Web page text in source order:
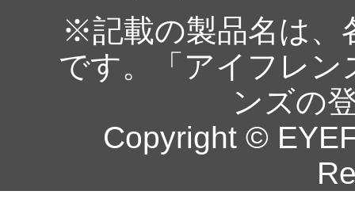
※記載の製品名は、
です。「アイフレ
ンズの
Copyright ©